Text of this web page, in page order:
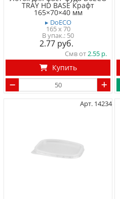
TRAY HD BASE Крафт
165×70×40 мм
▸ DoECO
165 x 70
50
2.77
Смв от2.55
Купить
Арт. 14234